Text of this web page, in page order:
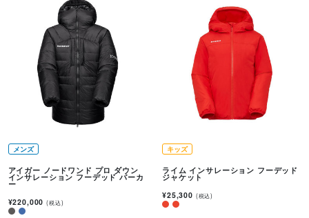
メンズ
アイガー ノードワンド プロ ダウン
インサレーション フーデッド パーカ
ー
¥220,000(税込)
キッズ
ライム インサレーション フーデッド
ジャケット
¥25,300 (税込)